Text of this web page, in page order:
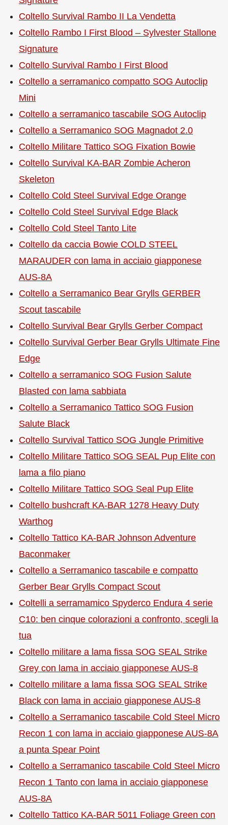
Coltello Survival Rambo II La Vendetta
Coltello Rambo I First Blood – Sylvester Stallone
Signature
Coltello Survival Rambo I First Blood
Coltello a serramanico compatto SOG Autoclip
Mini
Coltello a serramanico tascabile SOG Autoclip
Coltello a Serramanico SOG Magnadot 2.0
Coltello Militare Tattico SOG Fixation Bowie
Coltello Survival KA-BAR Zombie Acheron
Skeleton
Coltello Cold Steel Survival Edge Orange
Coltello Cold Steel Survival Edge Black
Coltello Cold Steel Tanto Lite
Coltello da caccia Bowie COLD STEEL
MARAUDER con lama in acciaio giapponese
AUS-8A
Coltello a Serramanico Bear Grylls GERBER
Scout tascabile
Coltello Survival Bear Grylls Gerber Compact
Coltello Survival Gerber Bear Grylls Ultimate Fine
Edge
Coltello a serramanico SOG Fusion Salute
Blasted con lama sabbiata
Coltello a Serramanico Tattico SOG Fusion
Salute Black
Coltello Survival Tattico SOG Jungle Primitive
Coltello Militare Tattico SOG SEAL Pup Elite con
lama a filo piano
Coltello Militare Tattico SOG Seal Pup Elite
Coltello bushcraft KA-BAR 1278 Heavy Duty
Warthog
Coltello Tattico KA-BAR Johnson Adventure
Baconmaker
Coltello a Serramanico tascabile e compatto
Gerber Bear Grylls Compact Scout
Coltelli a serramamico Spyderco Endura 4 serie
C10: ben cinque colorazioni a confronto, scegli la
tua
Coltello militare a lama fissa SOG SEAL Strike
Grey con lama in acciaio giapponese AUS-8
Coltello militare a lama fissa SOG SEAL Strike
Black con lama in acciaio giapponese AUS-8
Coltello a Serramanico tascabile Cold Steel Micro
Recon 1 con lama in acciaio giapponese AUS-8A
a punta Spear Point
Coltello a Serramanico tascabile Cold Steel Micro
Recon 1 Tanto con lama in acciaio giapponese
AUS-8A
Coltello Tattico KA-BAR 5011 Foliage Green con